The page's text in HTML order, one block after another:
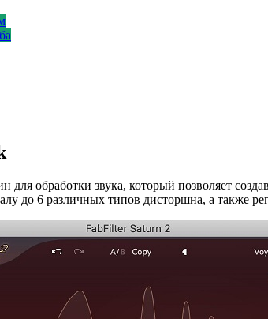
обработки звука, который позволяет
до 6 различных типов дисторшна, а также